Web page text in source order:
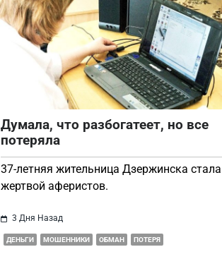
Думала, что разбогатеет, но все
потеряла
37-летняя жительница Дзержинска стала
жертвой аферистов.
3 Дня Назад
ДЕНЬГИ МОШЕННИКИ ОБМАН ПОТЕРЯ